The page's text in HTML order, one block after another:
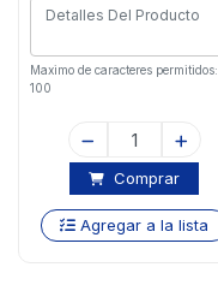
Maximo de caracteres permitidos:
100
Comprar
Agregar a la lista